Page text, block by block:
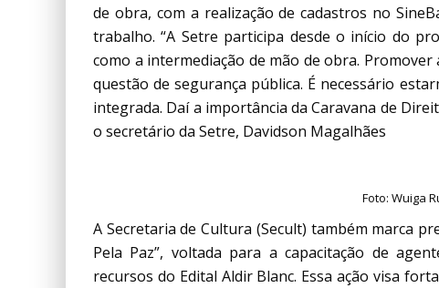
de obra, com a realização de cadastros no
trabalho. “A Setre participa desde o início do
como a intermediação de mão de obra.
questão de segurança pública. É necessário
integrada. Daí a importância da Caravana de
o secretário da Setre, Davidson Magalhães
Foto: Wuiga
A Secretaria de Cultura (Secult) também marca
Pela Paz”, voltada para a capacitação de
recursos do Edital Aldir Blanc. Essa ação visa